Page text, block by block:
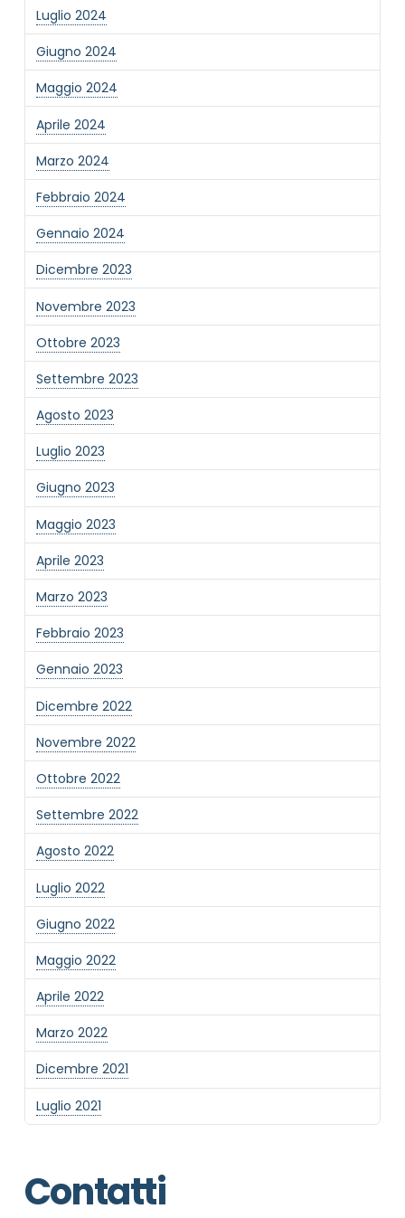
Luglio 2024
Giugno 2024
Maggio 2024
Aprile 2024
Marzo 2024
Febbraio 2024
Gennaio 2024
Dicembre 2023
Novembre 2023
Ottobre 2023
Settembre 2023
Agosto 2023
Luglio 2023
Giugno 2023
Maggio 2023
Aprile 2023
Marzo 2023
Febbraio 2023
Gennaio 2023
Dicembre 2022
Novembre 2022
Ottobre 2022
Settembre 2022
Agosto 2022
Luglio 2022
Giugno 2022
Maggio 2022
Aprile 2022
Marzo 2022
Dicembre 2021
Luglio 2021
Contatti
Informativa Privacy
Ho preso visione dell'informativa privacy
Privacy Policy completa
Newsletter
Desidero rimanere aggiornato sulle ultime
novità dell'Associazione tramite l'iscrizione alla
newsletter
Invia